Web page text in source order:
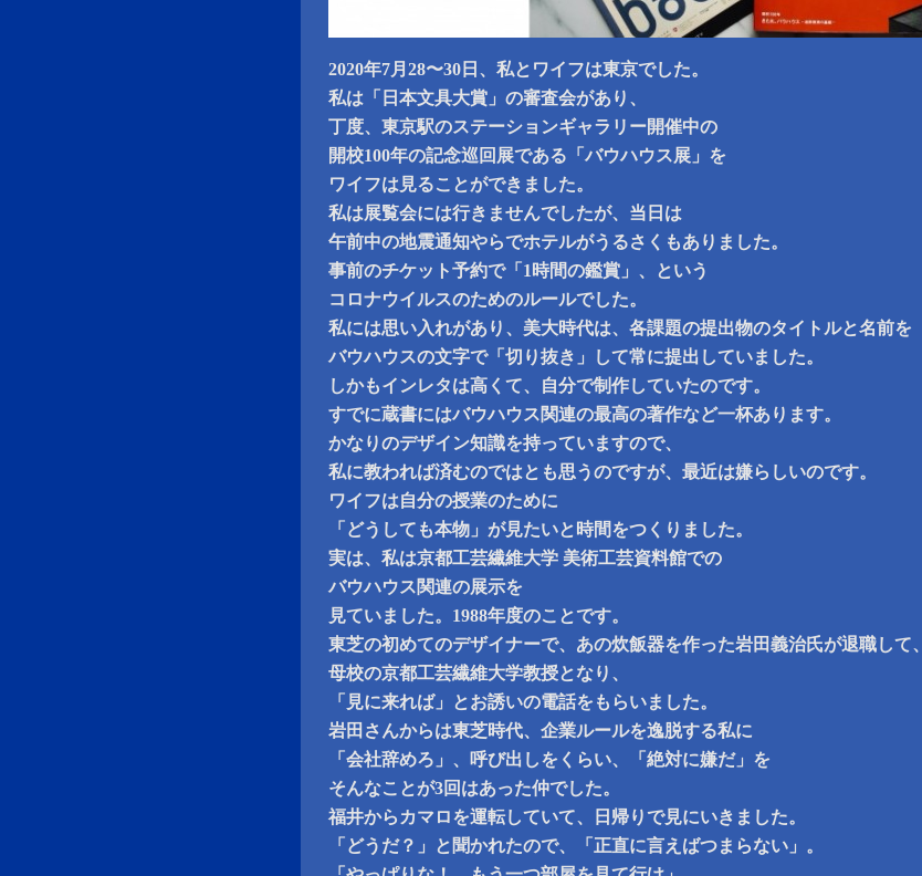
2020年7月28〜30日、私とワイフは東京でした。
私は「日本文具大賞」の審査会があり、
丁度、東京駅のステーションギャラリー開催中の
開校100年の記念巡回展である「バウハウス展」を
ワイフは見ることができました。
私は展覧会には行きませんでしたが、当日は
午前中の地震通知やらでホテルがうるさくもありました。
事前のチケット予約で「1時間の鑑賞」、という
コロナウイルスのためのルールでした。
私には思い入れがあり、美大時代は、各課題の提出物のタイトルと名前を
バウハウスの文字で「切り抜き」して常に提出していました。
しかもインレタは高くて、自分で制作していたのです。
すでに蔵書にはバウハウス関連の最高の著作など一杯あります。
かなりのデザイン知識を持っていますので、
私に教われば済むのではとも思うのですが、最近は嫌らしいのです。
ワイフは自分の授業のために
「どうしても本物」が見たいと時間をつくりました。
実は、私は京都工芸繊維大学 美術工芸資料館での
バウハウス関連の展示を
見ていました。1988年度のことです。
東芝の初めてのデザイナーで、あの炊飯器を作った岩田義治氏が退職して、
母校の京都工芸繊維大学教授となり、
「見に来れば」とお誘いの電話をもらいました。
岩田さんからは東芝時代、企業ルールを逸脱する私に
「会社辞めろ」、呼び出しをくらい、「絶対に嫌だ」を
そんなことが3回はあった仲でした。
福井からカマロを運転していて、日帰りで見にいきました。
「どうだ？」と聞かれたので、「正直に言えばつまらない」。